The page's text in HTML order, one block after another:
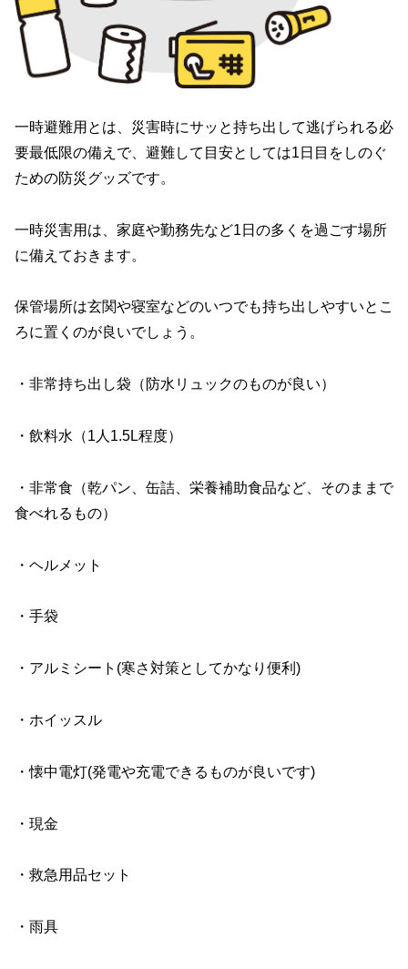
一時避難用とは、災害時にサッと持ち出して逃げられる必
要最低限の備えで、避難して目安としては1日目をしのぐ
ための防災グッズです。
一時災害用は、家庭や勤務先など1日の多くを過ごす場所
に備えておきます。
保管場所は玄関や寝室などのいつでも持ち出しやすいとこ
ろに置くのが良いでしょう。
・非常持ち出し袋（防水リュックのものが良い）
・飲料水（1人1.5L程度）
・非常食（乾パン、缶詰、栄養補助食品など、そのままで
食べれるもの）
・ヘルメット
・手袋
・アルミシート(寒さ対策としてかなり便利)
・ホイッスル
・懐中電灯(発電や充電できるものが良いです)
・現金
・救急用品セット
・雨具